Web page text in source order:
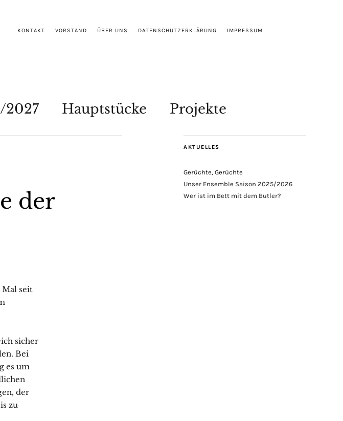
KONTAKT VORSTAND ÜBER UNS DATENSCHUTZERKLÄRUNG IMPRESSUM
2027 Hauptstücke Projekte
der
Mal seit
sicher
Bei
es um
der
zu
AKTUELLES
Gerüchte, Gerüchte
Unser Ensemble Saison 2025/2026
Wer ist im Bett mit dem Butler?